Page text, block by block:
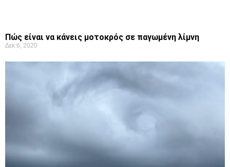
Πώς είναι να κάνεις μοτοκρός σε παγωμένη λίμνη
Δεκ 6, 2020